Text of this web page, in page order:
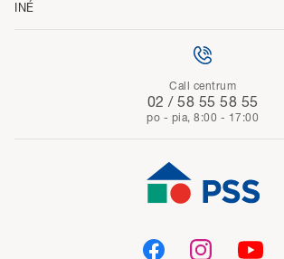
INÉ
Call centrum
02 / 58 55 58 55
po - pia, 8:00 - 17:00